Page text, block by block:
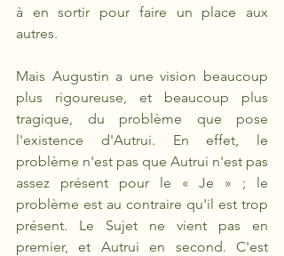
à en sortir pour faire un place aux
autres.
Mais Augustin a une vision beaucoup
plus rigoureuse, et beaucoup plus
tragique, du problème que pose
l'existence d'Autrui. En effet, le
problème n'est pas que Autrui n'est pas
assez présent pour le « Je » ; le
problème est au contraire qu'il est trop
présent. Le Sujet ne vient pas en
premier, et Autrui en second. C'est